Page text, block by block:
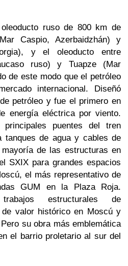
ruso de 800 km de
Caspio, Azerbaidzhán) y
y el oleoducto entre
ruso) y Tuapze (Mar
de este modo que el petróleo
internacional. Diseñó
petróleo y fue el primero en
energía eléctrica por viento.
puentes del tren
tanques de agua y cables de
de las estructuras en
SXIX para grandes espacios
el más representativo de
GUM en la Plaza Roja.
estructurales de
valor histórico en Moscú y
su obra más emblemática
el barrio proletario al sur del